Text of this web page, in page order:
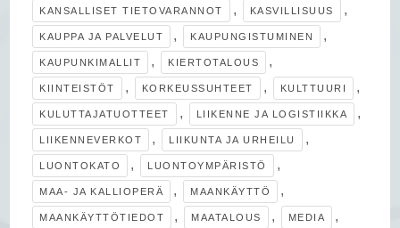
KANSALLISET TIETOVARANNOT , KASVILLISUUS ,
KAUPPA JA PALVELUT , KAUPUNGISTUMINEN ,
KAUPUNKIMALLIT , KIERTOTALOUS ,
KIINTEISTÖT , KORKEUSSUHTEET , KULTTUURI ,
KULUTTAJATUOTTEET , LIIKENNE JA LOGISTIIKKA ,
LIIKENNEVERKOT , LIIKUNTA JA URHEILU ,
LUONTOKATO , LUONTOYMPÄRISTÖ ,
MAA- JA KALLIOPERÄ , MAANKÄYTTÖ ,
MAANKÄYTTÖTIEDOT , MAATALOUS , MEDIA ,